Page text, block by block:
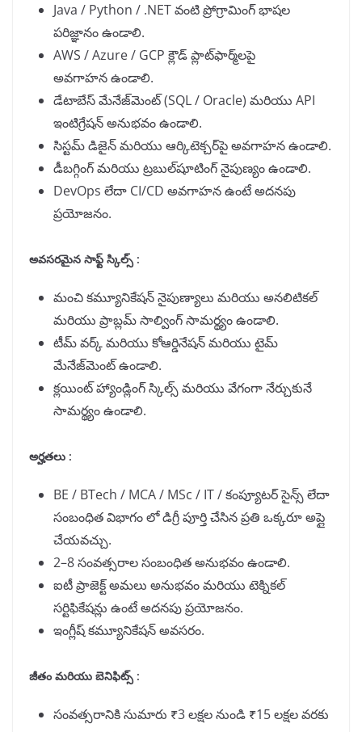
Java / Python / .NET వంటి ప్రోగ్రామింగ్ భాషల
పరిజ్ఞానం ఉండాలి.
AWS / Azure / GCP క్లౌడ్ ప్లాట్‌ఫార్మ్‌లపై
అవగాహన ఉండాలి.
డేటాబేస్ మేనేజ్‌మెంట్ (SQL / Oracle) మరియు API
ఇంటిగ్రేషన్ అనుభవం ఉండాలి.
సిస్టమ్ డిజైన్ మరియు ఆర్కిటెక్చర్‌పై అవగాహన ఉండాలి.
డీబగ్గింగ్ మరియు ట్రబుల్‌షూటింగ్ నైపుణ్యం ఉండాలి.
DevOps లేదా CI/CD అవగాహన ఉంటే అదనపు
ప్రయోజనం.
అవసరమైన సాఫ్ట్ స్కిల్స్ :
మంచి కమ్యూనికేషన్ నైపుణ్యాలు మరియు అనలిటికల్
మరియు ప్రాబ్లమ్ సాల్వింగ్ సామర్థ్యం ఉండాలి.
టీమ్ వర్క్ మరియు కోఆర్డినేషన్ మరియు టైమ్
మేనేజ్‌మెంట్ ఉండాలి.
క్లయింట్ హ్యాండ్లింగ్ స్కిల్స్ మరియు వేగంగా నేర్చుకునే
సామర్థ్యం ఉండాలి.
అర్హతలు :
BE / BTech / MCA / MSc / IT / కంప్యూటర్ సైన్స్ లేదా
సంబంధిత విభాగం లో డిగ్రీ పూర్తి చేసిన ప్రతి ఒక్కరూ అప్లై
చేయవచ్చు.
2–8 సంవత్సరాల సంబంధిత అనుభవం ఉండాలి.
ఐటీ ప్రాజెక్ట్ అమలు అనుభవం మరియు టెక్నికల్
సర్టిఫికేషన్లు ఉంటే అదనపు ప్రయోజనం.
ఇంగ్లీష్ కమ్యూనికేషన్ అవసరం.
జీతం మరియు బెనిఫిట్స్ :
సంవత్సరానికి సుమారు ₹3 లక్షల నుండి ₹15 లక్షల వరకు